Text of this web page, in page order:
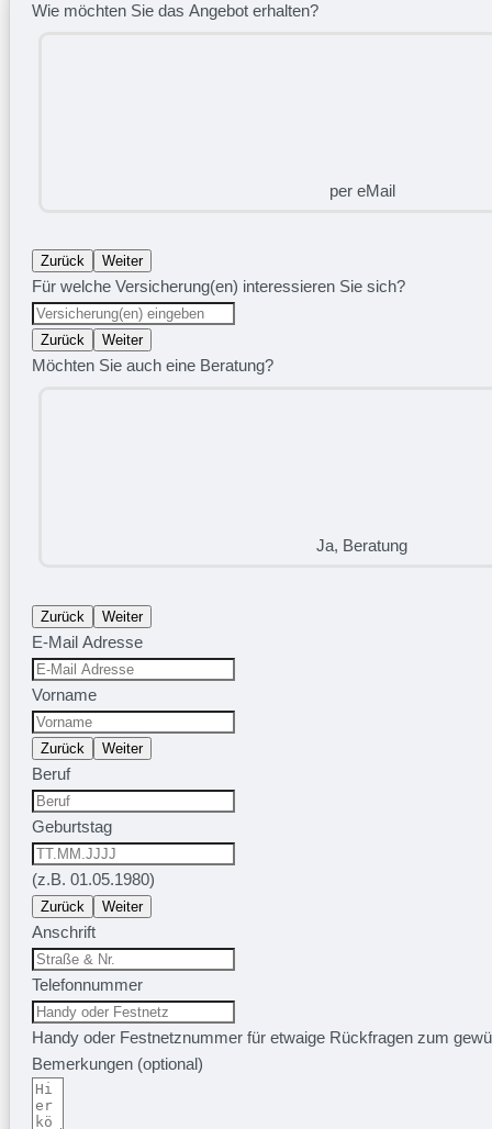
Wie möchten Sie das Angebot erhalten?
per eMail
Zurück Weiter
Für welche Versicherung(en) interessieren Sie sich?
Zurück Weiter
Möchten Sie auch eine Beratung?
Ja, Beratung
Zurück Weiter
E-Mail Adresse
Vorname
Zurück Weiter
Beruf
Geburtstag
(z.B. 01.05.1980)
Zurück Weiter
Anschrift
Telefonnummer
Handy oder Festnetznummer für etwaige Rückfragen zum
Bemerkungen (optional)